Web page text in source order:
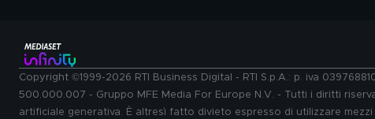
Copyright ©1999-2026 RTI Business Digital - RTI S.p.A.: p. iva
500.000.007 - Gruppo MFE Media For Europe N.V. - Tutti i diritti
artificiale generativa. È altresì fatto divieto espresso di utilizzare